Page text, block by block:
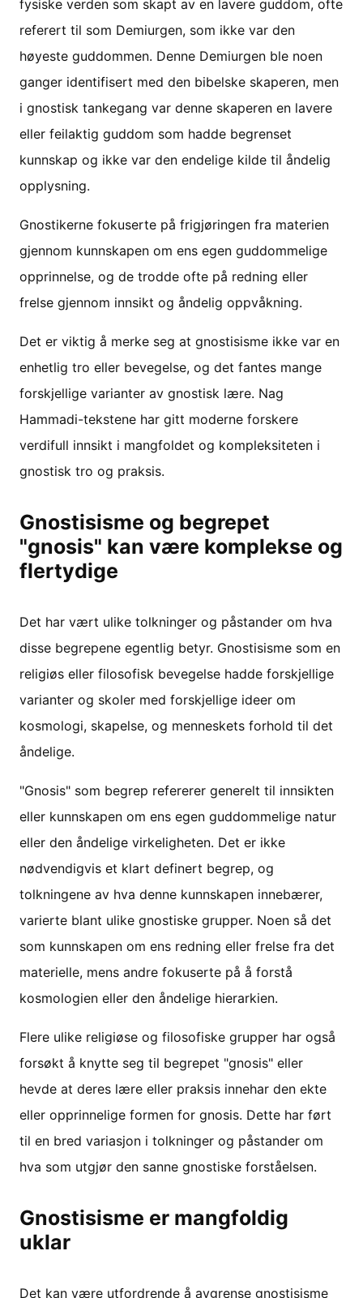
fysiske verden som skapt av en lavere guddom, ofte
referert til som Demiurgen, som ikke var den
høyeste guddommen. Denne Demiurgen ble noen
ganger identifisert med den bibelske skaperen, men
i gnostisk tankegang var denne skaperen en lavere
eller feilaktig guddom som hadde begrenset
kunnskap og ikke var den endelige kilde til åndelig
opplysning.
Gnostikerne fokuserte på frigjøringen fra materien
gjennom kunnskapen om ens egen guddommelige
opprinnelse, og de trodde ofte på redning eller
frelse gjennom innsikt og åndelig oppvåkning.
Det er viktig å merke seg at gnostisisme ikke var en
enhetlig tro eller bevegelse, og det fantes mange
forskjellige varianter av gnostisk lære. Nag
Hammadi-tekstene har gitt moderne forskere
verdifull innsikt i mangfoldet og kompleksiteten i
gnostisk tro og praksis.
Gnostisisme og begrepet
"gnosis" kan være komplekse og
flertydige
Det har vært ulike tolkninger og påstander om hva
disse begrepene egentlig betyr. Gnostisisme som en
religiøs eller filosofisk bevegelse hadde forskjellige
varianter og skoler med forskjellige ideer om
kosmologi, skapelse, og menneskets forhold til det
åndelige.
"Gnosis" som begrep refererer generelt til innsikten
eller kunnskapen om ens egen guddommelige natur
eller den åndelige virkeligheten. Det er ikke
nødvendigvis et klart definert begrep, og
tolkningene av hva denne kunnskapen innebærer,
varierte blant ulike gnostiske grupper. Noen så det
som kunnskapen om ens redning eller frelse fra det
materielle, mens andre fokuserte på å forstå
kosmologien eller den åndelige hierarkien.
Flere ulike religiøse og filosofiske grupper har også
forsøkt å knytte seg til begrepet "gnosis" eller
hevde at deres lære eller praksis innehar den ekte
eller opprinnelige formen for gnosis. Dette har ført
til en bred variasjon i tolkninger og påstander om
hva som utgjør den sanne gnostiske forståelsen.
Gnostisisme er mangfoldig
uklar
Det kan være utfordrende å avgrense gnostisisme